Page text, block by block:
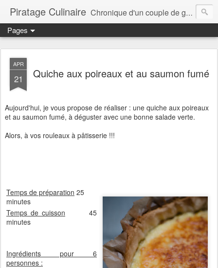
Piratage Culinaire Chronique d'un couple de gourmands
Pages
APR
21 Quiche aux poireaux et au saumon fumé
Aujourd'hui, je vous propose de réaliser : une quiche aux poireaux
et au saumon fumé, à déguster avec une bonne salade verte.
Alors, à vos rouleaux à pâtisserie !!!
Temps de préparation 25
minutes
Temps de cuisson 45
minutes
Ingrédients pour 6
personnes :